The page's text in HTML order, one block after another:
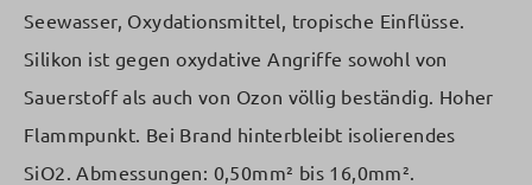
Seewasser, Oxydationsmittel, tropische Einflüsse.
Silikon ist gegen oxydative Angriffe sowohl von
Sauerstoff als auch von Ozon völlig beständig. Hoher
Flammpunkt. Bei Brand hinterbleibt isolierendes
SiO2. Abmessungen: 0,50mm² bis 16,0mm².